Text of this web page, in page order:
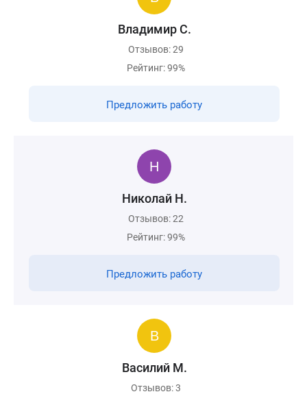
Владимир С.
Отзывов: 29
Рейтинг: 99%
Предложить работу
Николай Н.
Отзывов: 22
Рейтинг: 99%
Предложить работу
Василий М.
Отзывов: 3